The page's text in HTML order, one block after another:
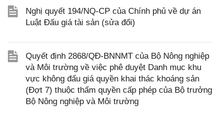
Nghị quyết 194/NQ-CP của Chính phủ về dự án
Luật Đấu giá tài sản (sửa đổi)
Quyết định 2868/QĐ-BNNMT của Bộ Nông nghiệp
và Môi trường về việc phê duyệt Danh mục khu
vực không đấu giá quyền khai thác khoáng sản
(Đợt 7) thuộc thẩm quyền cấp phép của Bộ trưởng
Bộ Nông nghiệp và Môi trường